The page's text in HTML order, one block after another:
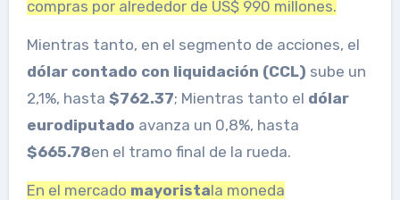
compras por alrededor de US$ 990 millones.
Mientras tanto, en el segmento de acciones, el
dólar contado con liquidación (CCL) sube un
2,1%, hasta $762.37; Mientras tanto el dólar
eurodiputado avanza un 0,8%, hasta
$665.78en el tramo final de la rueda.
En el mercado mayoristala moneda